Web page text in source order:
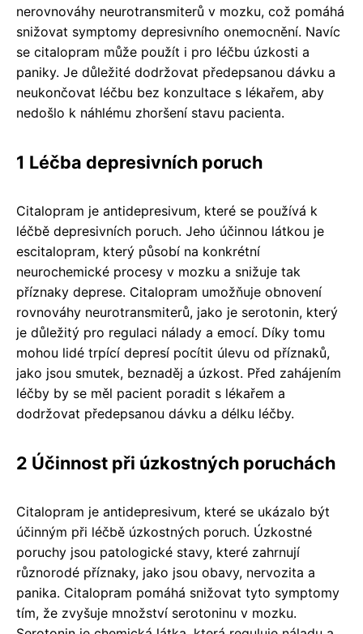
nerovnováhy neurotransmiterů v mozku, což pomáhá
snižovat symptomy depresivního onemocnění. Navíc
se citalopram může použít i pro léčbu úzkosti a
paniky. Je důležité dodržovat předepsanou dávku a
neukončovat léčbu bez konzultace s lékařem, aby
nedošlo k náhlému zhoršení stavu pacienta.
1 Léčba depresivních poruch
Citalopram je antidepresivum, které se používá k
léčbě depresivních poruch. Jeho účinnou látkou je
escitalopram, který působí na konkrétní
neurochemické procesy v mozku a snižuje tak
příznaky deprese. Citalopram umožňuje obnovení
rovnováhy neurotransmiterů, jako je serotonin, který
je důležitý pro regulaci nálady a emocí. Díky tomu
mohou lidé trpící depresí pocítit úlevu od příznaků,
jako jsou smutek, beznaděj a úzkost. Před zahájením
léčby by se měl pacient poradit s lékařem a
dodržovat předepsanou dávku a délku léčby.
2 Účinnost při úzkostných poruchách
Citalopram je antidepresivum, které se ukázalo být
účinným při léčbě úzkostných poruch. Úzkostné
poruchy jsou patologické stavy, které zahrnují
různorodé příznaky, jako jsou obavy, nervozita a
panika. Citalopram pomáhá snižovat tyto symptomy
tím, že zvyšuje množství serotoninu v mozku.